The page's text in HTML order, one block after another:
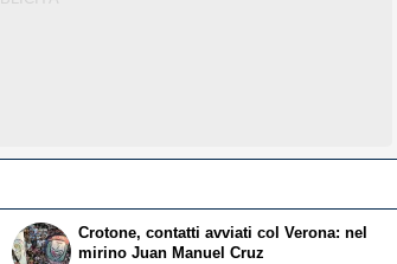
Crotone, contatti avviati col Verona: nel
mirino Juan Manuel Cruz